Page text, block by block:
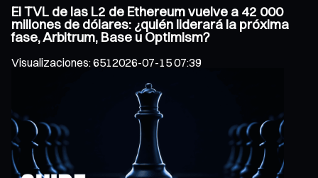
El TVL de las L2 de Ethereum vuelve a 42 000
millones de dólares: ¿quién liderará la próxima
fase, Arbitrum, Base u Optimism?
Visualizaciones:6512026-07-15 07:39